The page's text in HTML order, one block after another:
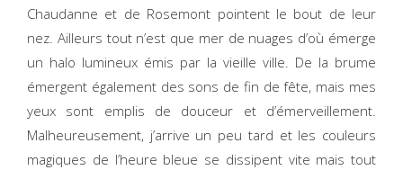
Chaudanne et de Rosemont pointent le bout de leur
nez. Ailleurs tout n’est que mer de nuages d’où émerge
un halo lumineux émis par la vieille ville. De la brume
émergent également des sons de fin de fête, mais mes
yeux sont emplis de douceur et d’émerveillement.
Malheureusement, j’arrive un peu tard et les couleurs
magiques de l’heure bleue se dissipent vite mais tout